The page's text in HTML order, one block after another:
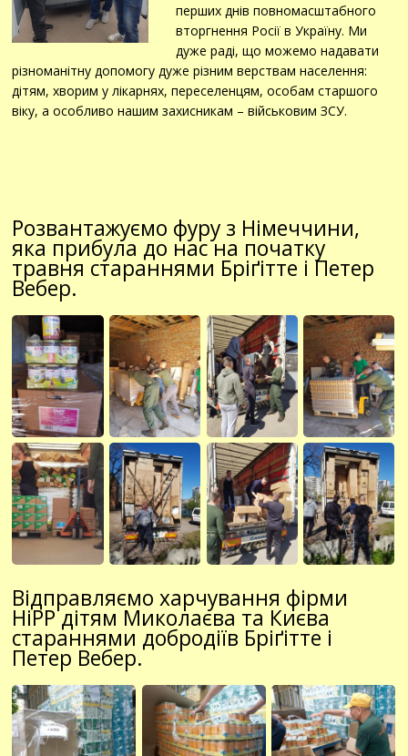
перших днів повномасштабного
вторгнення Росії в Україну. Ми
дуже раді, що можемо надавати
різноманітну допомогу дуже різним верствам населення:
дітям, хворим у лікарнях, переселенцям, особам старшого
віку, а особливо нашим захисникам – військовим ЗСУ.
Розвантажуємо фуру з Німеччини,
яка прибула до нас на початку
травня стараннями Бріґітте і Петер
Вебер.
Відправляємо харчування фірми
HiPP дітям Миколаєва та Києва
стараннями добродіїв Бріґітте і
Петер Вебер.